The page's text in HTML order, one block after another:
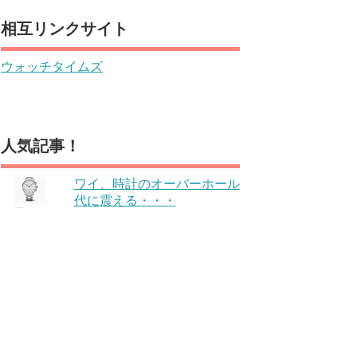
相互リンクサイト
ウォッチタイムズ
人気記事！
ワイ、時計のオーバーホール
代に震える・・・